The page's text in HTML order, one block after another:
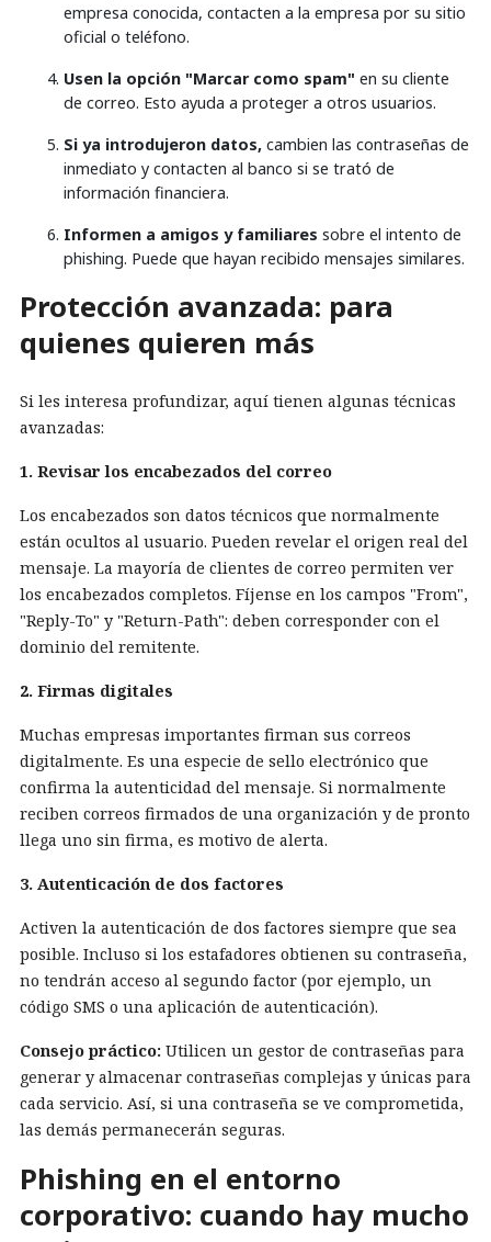
empresa conocida, contacten a la empresa por su sitio
oficial o teléfono.
Usen la opción "Marcar como spam" en su cliente
de correo. Esto ayuda a proteger a otros usuarios.
Si ya introdujeron datos, cambien las contraseñas de
inmediato y contacten al banco si se trató de
información financiera.
Informen a amigos y familiares sobre el intento de
phishing. Puede que hayan recibido mensajes similares.
Protección avanzada: para
quienes quieren más
Si les interesa profundizar, aquí tienen algunas técnicas
avanzadas:
1. Revisar los encabezados del correo
Los encabezados son datos técnicos que normalmente
están ocultos al usuario. Pueden revelar el origen real del
mensaje. La mayoría de clientes de correo permiten ver
los encabezados completos. Fíjense en los campos "From",
"Reply-To" y "Return-Path": deben corresponder con el
dominio del remitente.
2. Firmas digitales
Muchas empresas importantes firman sus correos
digitalmente. Es una especie de sello electrónico que
confirma la autenticidad del mensaje. Si normalmente
reciben correos firmados de una organización y de pronto
llega uno sin firma, es motivo de alerta.
3. Autenticación de dos factores
Activen la autenticación de dos factores siempre que sea
posible. Incluso si los estafadores obtienen su contraseña,
no tendrán acceso al segundo factor (por ejemplo, un
código SMS o una aplicación de autenticación).
Consejo práctico: Utilicen un gestor de contraseñas para
generar y almacenar contraseñas complejas y únicas para
cada servicio. Así, si una contraseña se ve comprometida,
las demás permanecerán seguras.
Phishing en el entorno
corporativo: cuando hay mucho